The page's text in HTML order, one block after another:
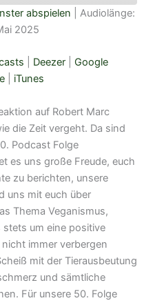
Apple Podcasts
Google Podcasts
Spotify
abspielen
Audiolänge:
2025
Deezer
Google
iTunes
auf Robert Marc
die Zeit vergeht. Da sind
Podcast Folge
es uns große Freude, euch
zu berichten, unsere
uns mit euch über
Thema Veganismus,
um eine positive
immer verbergen
mit der Tierausbeutung
und sämtliche
Für unsere 50. Folge